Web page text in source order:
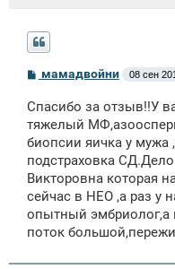
С
о
б
щ
н
и
мамадвойни 08 сен
Спасибо за отзыв!!У
тяжелый
биопсии яичка у мужа
подстраховка
Викторовна которая
сейчас в НЕО ,а раз у
опытный эмбриолог,а
поток